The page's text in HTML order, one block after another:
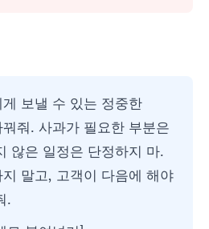
보낼 수 있는 정중한
줘. 사과가 필요한 부분은
않은 일정은 단정하지 마.
말고, 고객이 다음에 해야
.